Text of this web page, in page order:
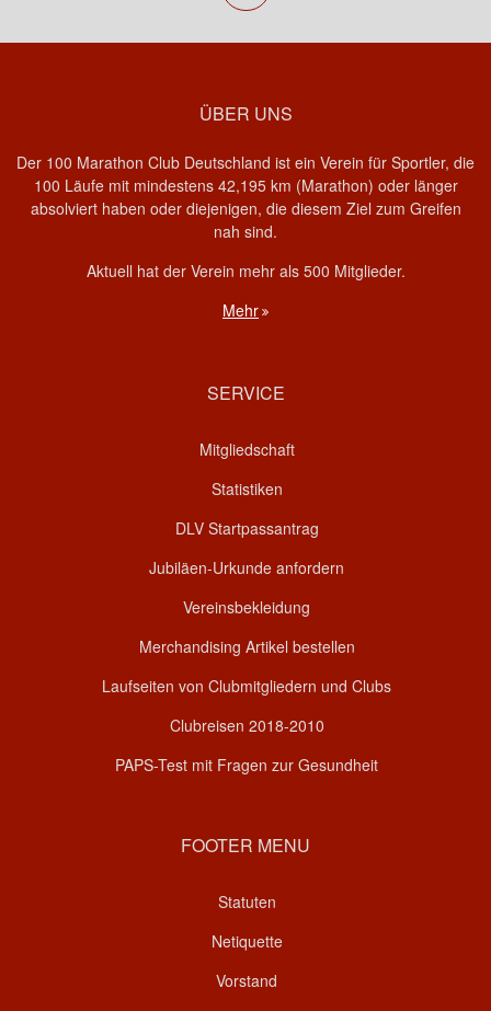
ÜBER UNS
Der 100 Marathon Club Deutschland ist ein Verein für Sportler, die
100 Läufe mit mindestens 42,195 km (Marathon) oder länger
absolviert haben oder diejenigen, die diesem Ziel zum Greifen
nah sind.
Aktuell hat der Verein mehr als 500 Mitglieder.
Mehr
SERVICE
Mitgliedschaft
Statistiken
DLV Startpassantrag
Jubiläen-Urkunde anfordern
Vereinsbekleidung
Merchandising Artikel bestellen
Laufseiten von Clubmitgliedern und Clubs
Clubreisen 2018-2010
PAPS-Test mit Fragen zur Gesundheit
FOOTER MENU
Statuten
Netiquette
Vorstand